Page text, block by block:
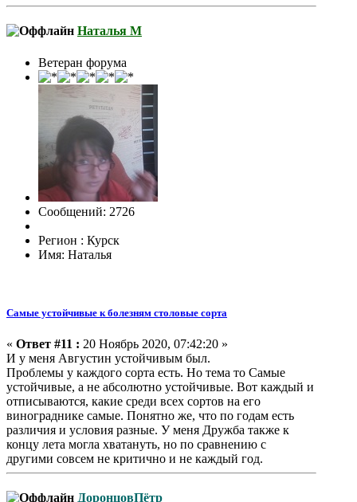
Наталья М
Ветеран форума
Сообщений: 2726
Регион : Курск
Имя: Наталья
Самые устойчивые к болезням столовые сорта
« Ответ #11 : 20 Ноябрь 2020, 07:42:20 »
И у меня Августин устойчивым был.
Проблемы у каждого сорта есть. Но тема то Самые
устойчивые, а не абсолютно устойчивые. Вот каждый и
отписываются, какие среди всех сортов на его
винограднике самые. Понятно же, что по годам есть
различия и условия разные. У меня Дружба также к
концу лета могла хватануть, но по сравнению с
другими совсем не критично и не каждый год.
ДоронцовПётр